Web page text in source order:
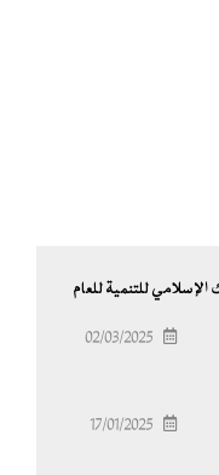
للتنمية للعام
02/03/2025
17/01/2025